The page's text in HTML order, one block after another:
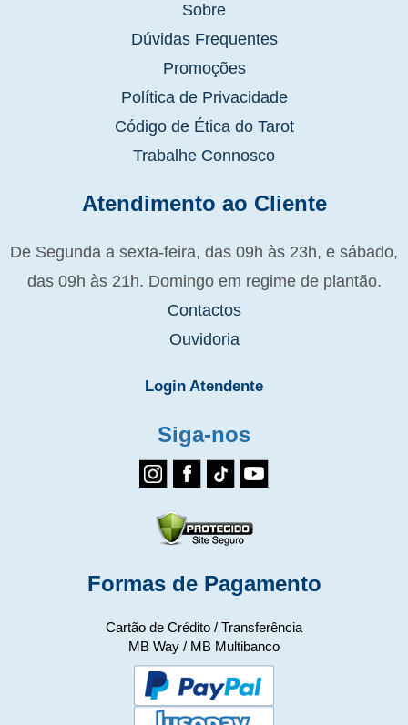
Sobre
Dúvidas Frequentes
Promoções
Política de Privacidade
Código de Ética do Tarot
Trabalhe Connosco
Atendimento ao Cliente
De Segunda a sexta-feira, das 09h às 23h, e sábado,
das 09h às 21h. Domingo em regime de plantão.
Contactos
Ouvidoria
Login Atendente
Siga-nos
Formas de Pagamento
Cartão de Crédito / Transferência
MB Way / MB Multibanco